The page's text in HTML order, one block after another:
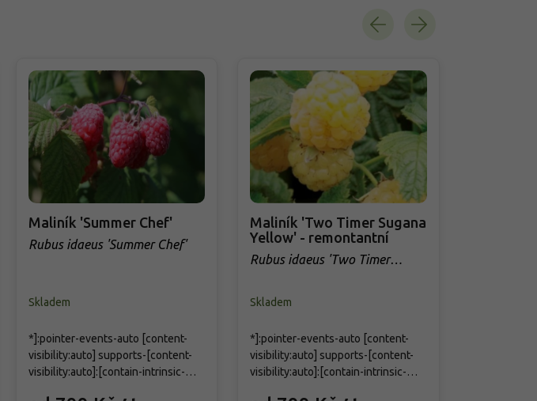
Maliník 'Summer Chef'
Rubus idaeus 'Summer Chef'
Skladem
*]:pointer-events-auto [content-
visibility:auto] supports-[content-
visibility:auto]:[contain-intrinsic-
Maliník 'Two Timer Sugana
Yellow' - remontantní
Rubus idaeus 'Two Timer
Skladem
*]:pointer-events-auto [content-
visibility:auto] supports-[content-
visibility:auto]:[contain-intrinsic-